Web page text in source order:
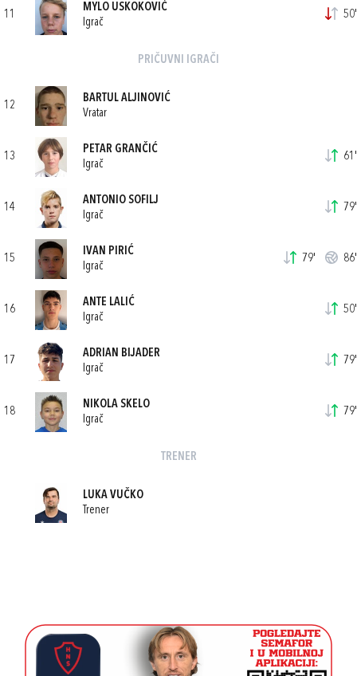
11
MYLO USKOKOVIĆ
Igrač
50'
PRIČUVNI IGRAČI
12
BARTUL ALJINOVIĆ
Vratar
13
PETAR GRANČIĆ
Igrač
61'
14
ANTONIO SOFILJ
Igrač
79'
15
IVAN PIRIĆ
Igrač
79' 86'
16
ANTE LALIĆ
Igrač
50'
17
ADRIAN BIJADER
Igrač
79'
18
NIKOLA SKELO
Igrač
79'
TRENER
LUKA VUČKO
Trener